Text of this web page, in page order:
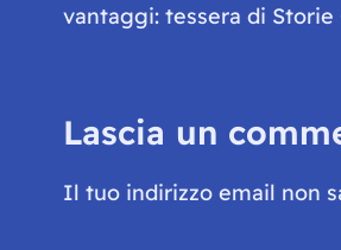
vantaggi: tessera di
Lascia un
Il tuo indirizzo email non